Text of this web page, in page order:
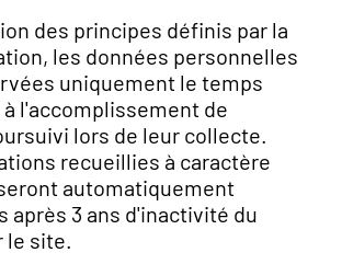
des principes définis par la
les données personnelles
uniquement le temps
l'accomplissement de
lors de leur collecte.
recueillies à caractère
automatiquement
après 3 ans d'inactivité du
le site.